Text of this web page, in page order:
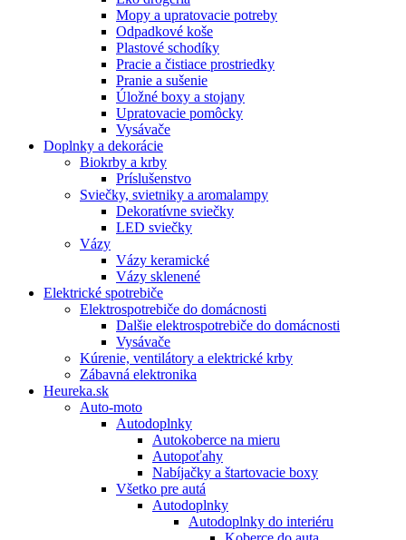
Mopy a upratovacie potreby
Odpadkové koše
Plastové schodíky
Pracie a čistiace prostriedky
Pranie a sušenie
Úložné boxy a stojany
Upratovacie pomôcky
Vysávače
Doplnky a dekorácie
Biokrby a krby
Príslušenstvo
Sviečky, svietniky a aromalampy
Dekoratívne sviečky
LED sviečky
Vázy
Vázy keramické
Vázy sklenené
Elektrické spotrebiče
Elektrospotrebiče do domácnosti
Dalšie elektrospotrebiče do domácnosti
Vysávače
Kúrenie, ventilátory a elektrické krby
Zábavná elektronika
Heureka.sk
Auto-moto
Autodoplnky
Autokoberce na mieru
Autopoťahy
Nabíjačky a štartovacie boxy
Všetko pre autá
Autodoplnky
Autodoplnky do interiéru